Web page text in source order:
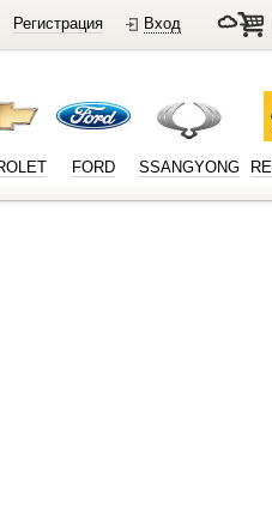
Регистрация Вход
FORD SSANGYONG